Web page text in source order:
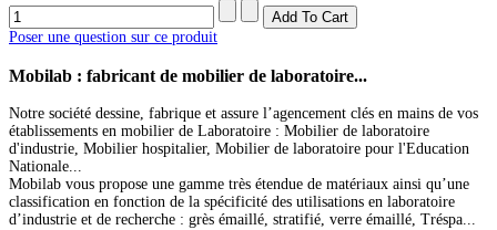
Poser une question sur ce produit
Mobilab : fabricant de mobilier de laboratoire...
Notre société dessine, fabrique et assure l’agencement clés en mains de vos
établissements en mobilier de Laboratoire : Mobilier de laboratoire
d'industrie, Mobilier hospitalier, Mobilier de laboratoire pour l'Education
Nationale...
Mobilab vous propose une gamme très étendue de matériaux ainsi qu’une
classification en fonction de la spécificité des utilisations en laboratoire
d’industrie et de recherche : grès émaillé, stratifié, verre émaillé, Tréspa...